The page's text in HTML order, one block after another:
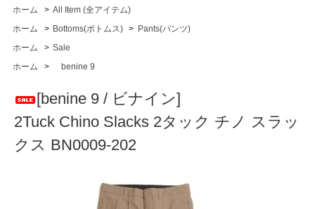
ホーム
> All Item (全アイテム)
ホーム
> Bottoms(ボトムス) > Pants(パンツ)
ホーム
> Sale
ホーム
> benine 9
[benine 9 / ビナイン]
2Tuck Chino Slacks 2タック チノ スラッ
クス BN0009-202
CATEGORY
Tops(トップス)
Jacket,Coat(ジャケット,コート)